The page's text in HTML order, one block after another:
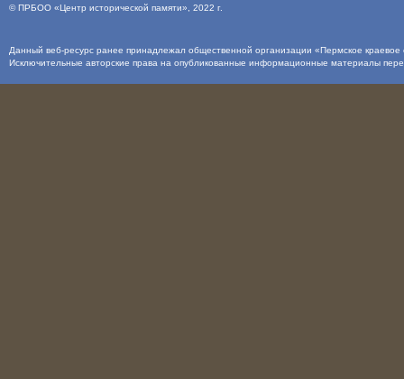
©ПРБОО «Центр исторической памяти» , 2022 г.
Данный веб-ресурс ранее принадлежал общественной организации «Пермское
Исключительные авторские права на опубликованные информационные материалы